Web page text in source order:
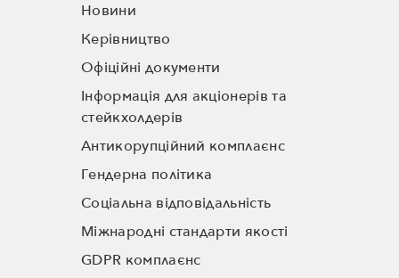
Новини
Керівництво
Офіційні документи
Інформація для акціонерів та
стейкхолдерів
Антикорупційний комплаєнс
Гендерна політика
Соціальна відповідальність
Міжнародні стандарти якості
GDPR комплаєнс